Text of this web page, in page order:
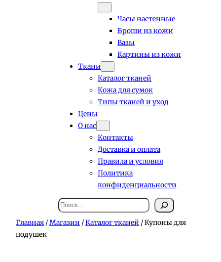
Часы настенные
Броши из кожи
Вазы
Картины из кожи
Ткани
Каталог тканей
Кожа для сумок
Типы тканей и уход
Цены
О нас
Контакты
Доставка и оплата
Правила и условия
Политика
конфиденциальности
Поиск
Главная /Магазин /Каталог тканей / Купоны для
подушек